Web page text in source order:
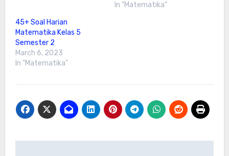
In "Matematika"
45+ Soal Harian
Matematika Kelas 5
Semester 2
March 6, 2023
In "Matematika"